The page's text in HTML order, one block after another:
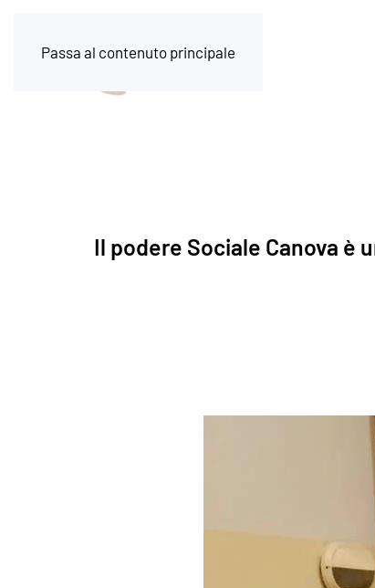
Passa al contenuto principale
Il podere Sociale Canova è